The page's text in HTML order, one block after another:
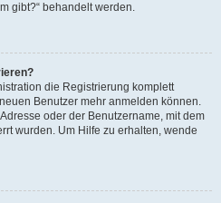
gibt?“ behandelt werden.
die Registrierung komplett
Benutzer mehr anmelden können.
oder der Benutzername, mit dem
wurden. Um Hilfe zu erhalten, wende